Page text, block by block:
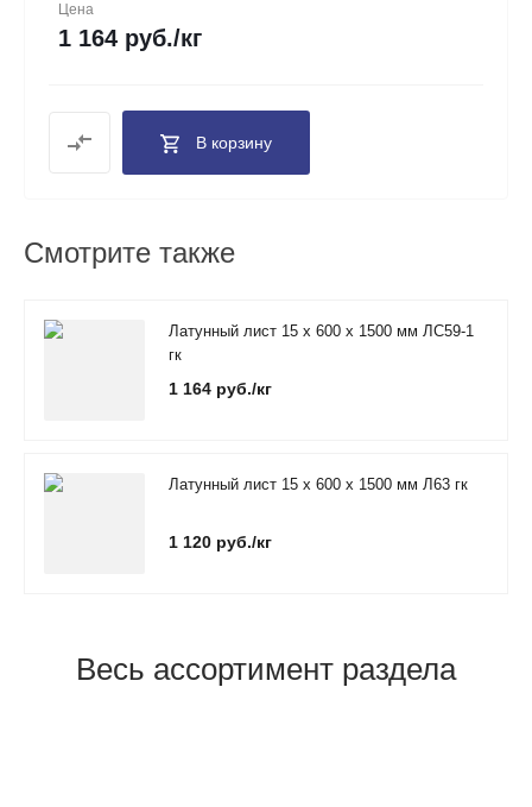
Цена
1 164 руб./кг
В корзину
Смотрите также
Латунный лист 15 х 600 х 1500 мм ЛС59-1
гк
1 164 руб./кг
Латунный лист 15 х 600 х 1500 мм Л63 гк
1 120 руб./кг
Весь ассортимент раздела